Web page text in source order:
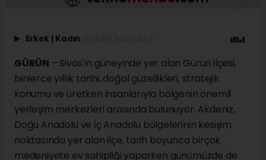
Erkek | Kadın
GÜRÜN – Sivas'ın güneyinde yer alan Gürün ilçesi,
binlerce yıllık tarihi, doğal güzellikleri, stratejik
konumu ve üretken insanlarıyla bölgenin önemli
yerleşim merkezleri arasında bulunuyor. Akdeniz,
Doğu Anadolu ve İç Anadolu bölgelerinin kesişim
noktasında yer alan ilçe, tarih boyunca birçok
medeniyete ev sahipliği yaparken günümüzde de